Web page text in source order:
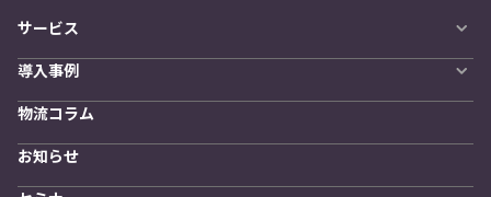
サービス
LYNA DXプラットフォーム
発着管理オプション
訪問計画
物流拠点最適化
開発者向けサービス
導入事例
導入をご検討の方へ
物流コラム
お知らせ